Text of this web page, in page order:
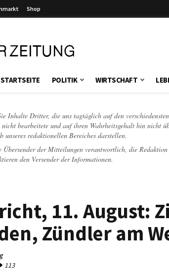
Shop
STARTSEITE POLITIK WIRTSCHAFT
Inhalte Dritter, die uns tagtäglich auf den
bearbeitete und auf ihren Wahrheitsgehalt hin nicht
unseres redaktionellen Bereiches darstellen.
der Mitteilungen verantwortlich, die
den Versender der Informationen.
11. August:
Zündler am
113